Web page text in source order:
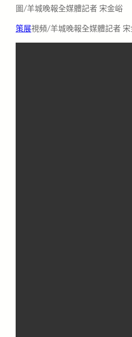
圖/羊城晚報全媒體記者 宋金峪
策展視頻/羊城晚報全媒體記者